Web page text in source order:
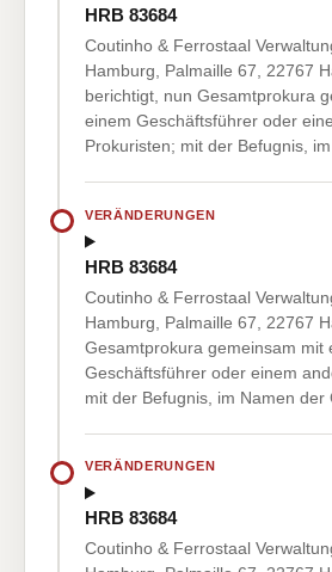
HRB 83684
Coutinho & Ferrostaal
Hamburg, Palmaille 67, 22767
berichtigt, nun Gesamtprokura
einem Geschäftsführer oder
Prokuristen; mit der Befugnis,
VERÄNDERUNGEN
HRB 83684
Coutinho & Ferrostaal
Hamburg, Palmaille 67, 22767
Gesamtprokura gemeinsam mit
Geschäftsführer oder einem
mit der Befugnis, im Namen der
VERÄNDERUNGEN
HRB 83684
Coutinho & Ferrostaal